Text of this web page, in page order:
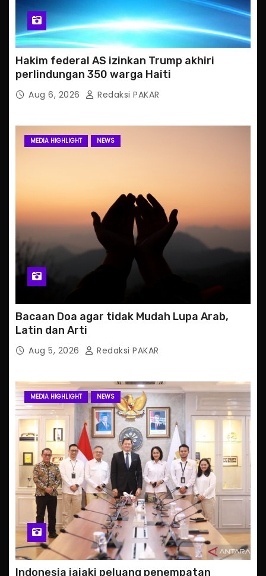
Hakim federal AS izinkan Trump akhiri
perlindungan 350 warga Haiti
Aug 6, 2026 Redaksi PAKAR
MEDIA HIGHLIGHT NEWS
Bacaan Doa agar tidak Mudah Lupa Arab,
Latin dan Arti
Aug 5, 2026 Redaksi PAKAR
MEDIA HIGHLIGHT NEWS
Indonesia jajaki peluang penempatan